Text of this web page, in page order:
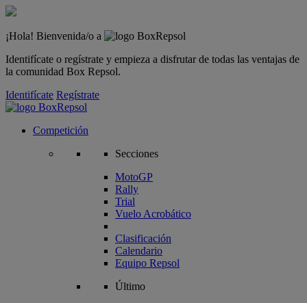
¡Hola! Bienvenida/o a
Identifícate o regístrate y empieza a disfrutar de todas las ventajas de
la comunidad Box Repsol.
Identifícate Regístrate
Competición
Secciones
MotoGP
Rally
Trial
Vuelo Acrobático
Clasificación
Calendario
Equipo Repsol
Último